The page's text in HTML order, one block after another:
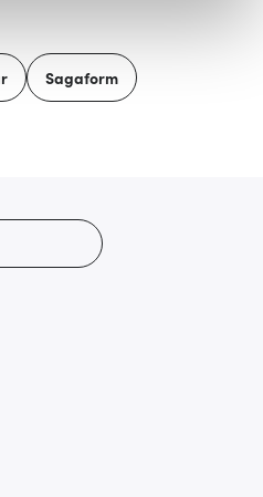
och annonserna
vår trafik och göra
själv vilka cookies
Sagaform